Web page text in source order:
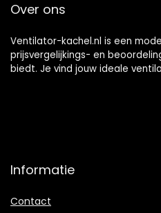
Over ons
Ventilator-kachel.nl is een
prijsvergelijkings- en
biedt. Je vind jouw ideale
Informatie
Contact